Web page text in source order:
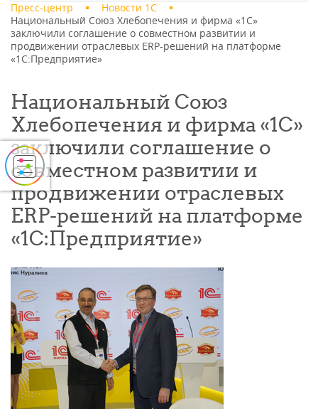
Пресс-центр
Новости 1С
Национальный Союз Хлебопечения и фирма «1С»
заключили соглашение о совместном развитии и
продвижении отраслевых ERP-решений на платформе
«1С:Предприятие»
Национальный Союз
Хлебопечения и фирма «1С»
заключили соглашение о
совместном развитии и
продвижении отраслевых
ERP-решений на платформе
«1С:Предприятие»